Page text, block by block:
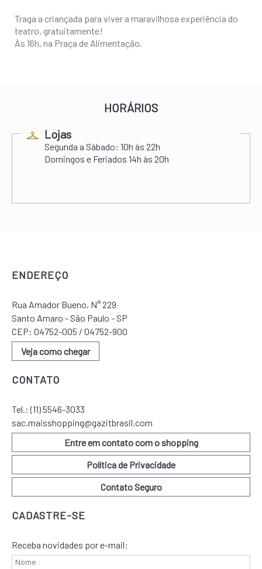
Traga a criançada para viver a maravilhosa experiência do
teatro, gratuitamente!
Às 16h, na Praça de Alimentação.
HORÁRIOS
Lojas
Segunda a Sábado: 10h às 22h
Domingos e Feriados 14h às 20h
ENDEREÇO
Rua Amador Bueno, N° 229
Santo Amaro - São Paulo - SP
CEP: 04752-005 / 04752-900
Veja como chegar
CONTATO
Tel.:(11) 5546-3033
sac.maisshopping@gazitbrasil.com
Entre em contato com o shopping
Política de Privacidade
Contato Seguro
CADASTRE-SE
Receba novidades por e-mail: